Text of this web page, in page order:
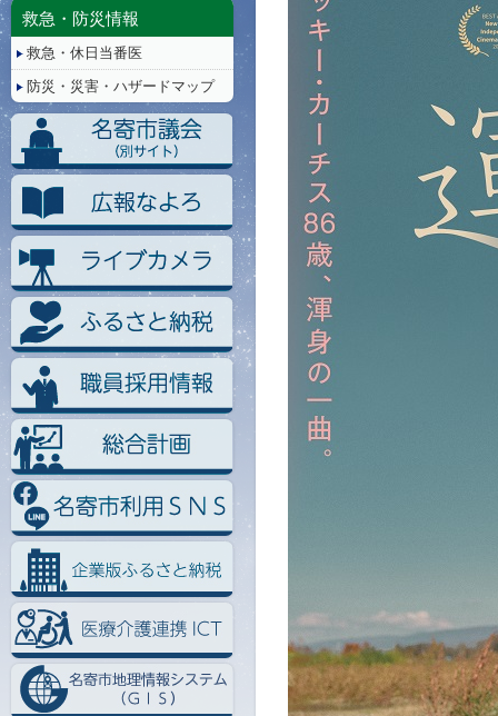
救急・防災情報
救急・休日当番医
防災・災害・ハザードマップ